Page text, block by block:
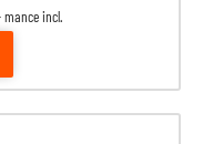
mance incl.
07:00 15:00